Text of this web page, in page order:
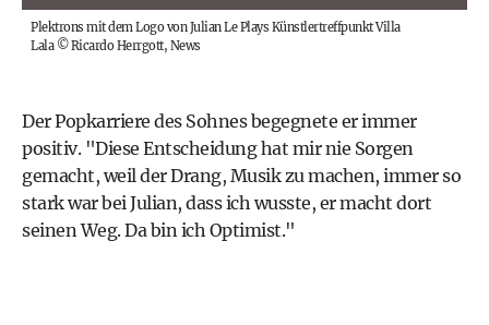
Plektrons mit dem Logo von Julian Le Plays Künstlertreffpunkt Villa
Lala©Ricardo Herrgott, News
Der Popkarriere des Sohnes begegnete er immer
positiv. "Diese Entscheidung hat mir nie Sorgen
gemacht, weil der Drang, Musik zu machen, immer so
stark war bei Julian, dass ich wusste, er macht dort
seinen Weg. Da bin ich Optimist."